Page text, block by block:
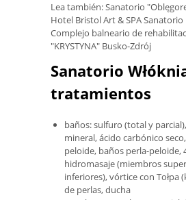
Lea también: Sanatorio
Hotel Bristol Art & SPA
Complejo balneario de
"KRYSTYNA" Busko-Zdrój
Sanatorio
tratamientos
baños: sulfuro (total y
mineral, ácido carbónico
peloide, baños perla-peloide,
hidromasaje (miembros
inferiores), vórtice con Tołpa
de perlas, ducha